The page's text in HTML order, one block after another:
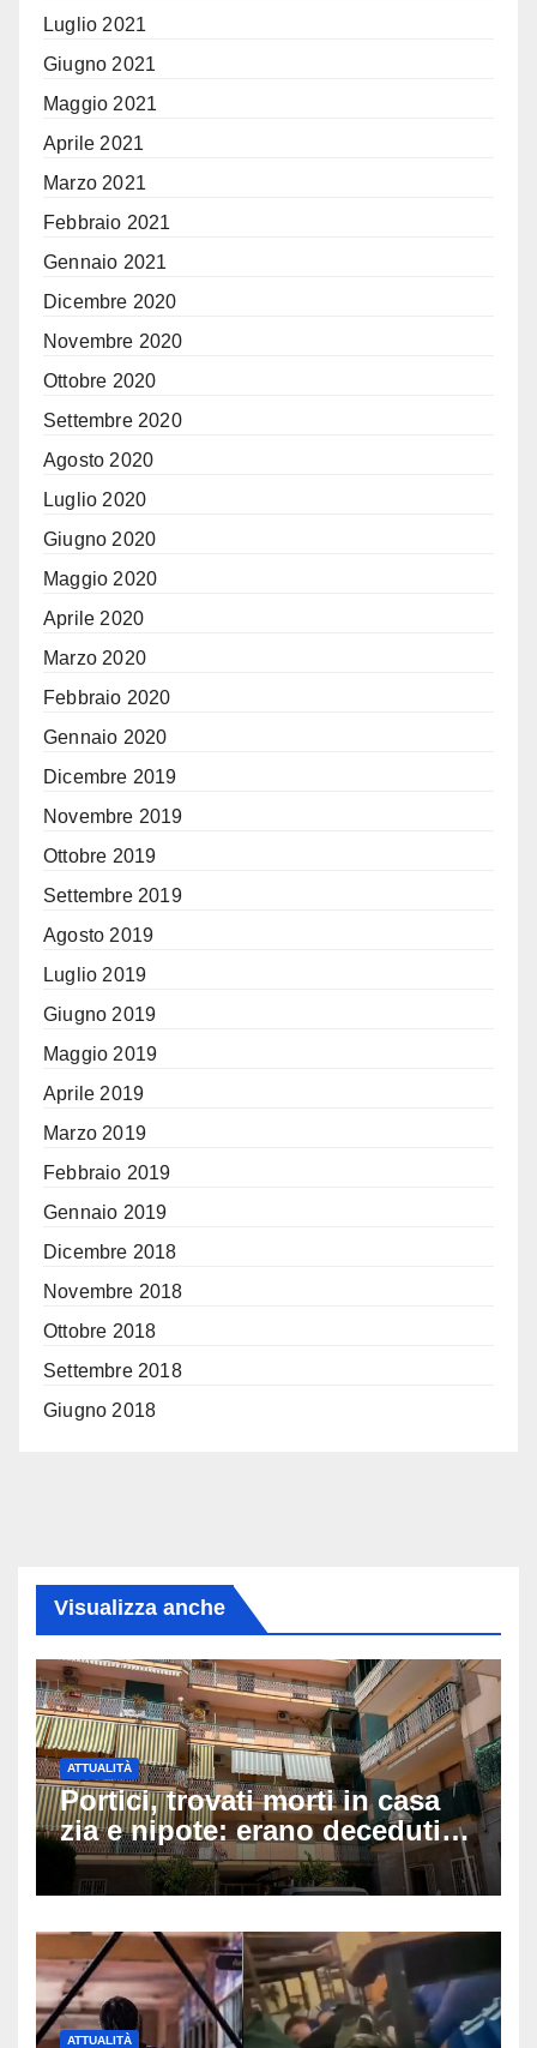
Luglio 2021
Giugno 2021
Maggio 2021
Aprile 2021
Marzo 2021
Febbraio 2021
Gennaio 2021
Dicembre 2020
Novembre 2020
Ottobre 2020
Settembre 2020
Agosto 2020
Luglio 2020
Giugno 2020
Maggio 2020
Aprile 2020
Marzo 2020
Febbraio 2020
Gennaio 2020
Dicembre 2019
Novembre 2019
Ottobre 2019
Settembre 2019
Agosto 2019
Luglio 2019
Giugno 2019
Maggio 2019
Aprile 2019
Marzo 2019
Febbraio 2019
Gennaio 2019
Dicembre 2018
Novembre 2018
Ottobre 2018
Settembre 2018
Giugno 2018
Visualizza anche
ATTUALITÀ
Portici, trovati morti in casa
zia e nipote: erano deceduti
da giorni, il caldo tra le
ipotesi al vaglio
ATTUALITÀ